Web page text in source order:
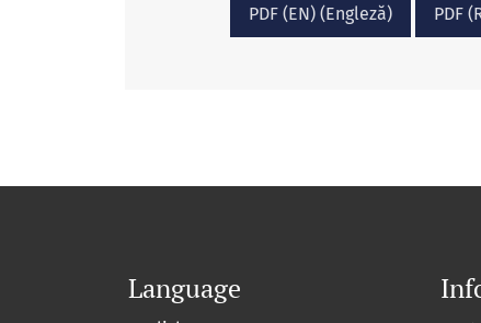
PDF (EN) (Engleză) PDF
Language